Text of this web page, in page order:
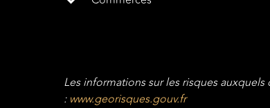
Les informations sur les risques
: www.georisques.gouv.fr